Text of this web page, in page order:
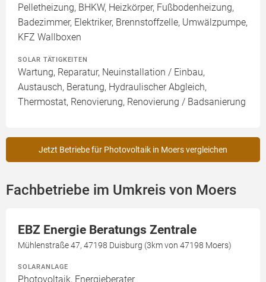
Pelletheizung, BHKW, Heizkörper, Fußbodenheizung,
Badezimmer, Elektriker, Brennstoffzelle, Umwälzpumpe,
KFZ Wallboxen
SOLAR TÄTIGKEITEN
Wartung, Reparatur, Neuinstallation / Einbau,
Austausch, Beratung, Hydraulischer Abgleich,
Thermostat, Renovierung, Renovierung / Badsanierung
Jetzt Betriebe für Photovoltaik in Moers vergleichen
Fachbetriebe im Umkreis von Moers
EBZ Energie Beratungs Zentrale
Mühlenstraße 47, 47198 Duisburg (3km von 47198 Moers)
SOLARANLAGE
Photovoltaik, Energieberater